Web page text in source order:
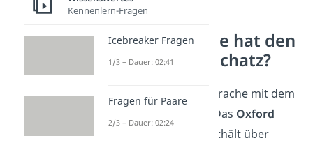
Welche Sprache hat den
größten Wortschatz?
Englischgilt als die Sprache mit dem
größten Wortschatz. Das Oxford
enthält über
Kennenlern-Fragen
Icebreaker Fragen
1/3 – Dauer: 02:41
Fragen für Paare
2/3 – Dauer: 02:24